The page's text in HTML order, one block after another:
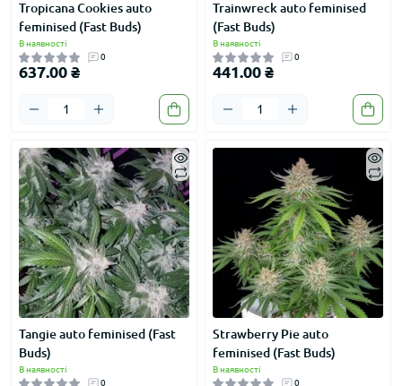
Tropicana Cookies auto
feminised (Fast Buds)
В наявності
0
637.00 ₴
Trainwreck auto feminised
(Fast Buds)
В наявності
0
441.00 ₴
Tangie auto feminised (Fast
Buds)
В наявності
0
Strawberry Pie auto
feminised (Fast Buds)
В наявності
0